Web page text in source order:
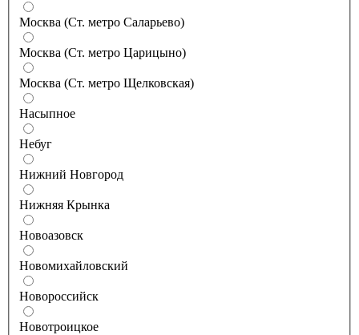
Москва (Ст. метро Саларьево)
Москва (Ст. метро Царицыно)
Москва (Ст. метро Щелковская)
Насыпное
Небуг
Нижний Новгород
Нижняя Крынка
Новоазовск
Новомихайловский
Новороссийск
Новотроицкое